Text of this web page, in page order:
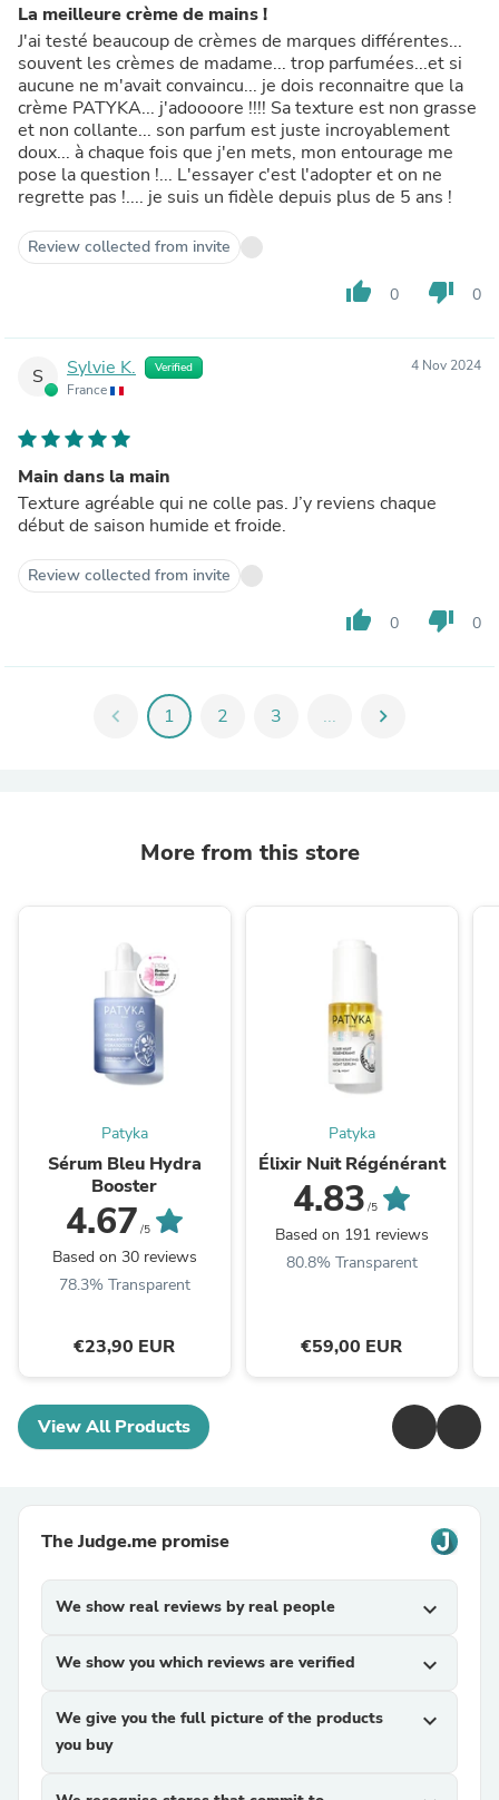
La meilleure crème de mains !
J'ai testé beaucoup de crèmes de marques différentes...
souvent les crèmes de madame... trop parfumées...et si
aucune ne m'avait convaincu... je dois reconnaitre que la
crème PATYKA... j'adoooore !!!! Sa texture est non grasse
et non collante... son parfum est juste incroyablement
doux... à chaque fois que j'en mets, mon entourage me
pose la question !... L'essayer c'est l'adopter et on ne
regrette pas !.... je suis un fidèle depuis plus de 5 ans !
Review collected from invite
thumb_up 0 thumb_down 0
S Sylvie K. Verified
France
4 Nov 2024
Main dans la main
Texture agréable qui ne colle pas. J’y reviens chaque
début de saison humide et froide.
Review collected from invite
thumb_up 0 thumb_down 0
chevron_left 1 2 3 ... chevron_right
More from this store
Patyka
Sérum Bleu Hydra
Booster
4.67 /5
Based on 30 reviews
78.3% Transparent
€23,90 EUR
Patyka
Élixir Nuit Régénérant
4.83 /5
Based on 191 reviews
80.8% Transparent
€59,00 EUR
View All Products
The Judge.me promise
We show real reviews by real people expand_more
We show you which reviews are verified expand_more
We give you the full picture of the products
you buy
expand_more